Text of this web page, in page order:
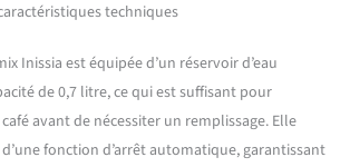
techniques
Inissia est équipée d’un réservoir d’eau
de 0,7 litre, ce qui est suffisant pour
avant de nécessiter un remplissage. Elle
fonction d’arrêt automatique, garantissant